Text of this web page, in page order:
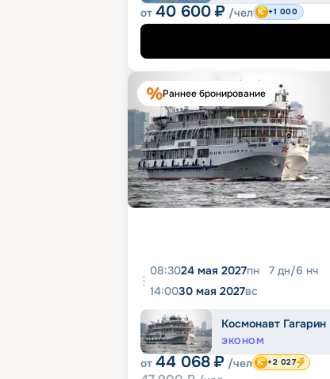
от 40 600 ₽ /чел +1 000
Раннее бронирование
08:3024 мая 2027пн 7 дн/6 нч
14:0030 мая 2027вс
Космонавт Гагарин
ЭКОНОМ
от 44 068 ₽ /чел +2 027